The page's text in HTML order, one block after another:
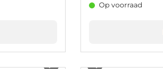
Op voorraad